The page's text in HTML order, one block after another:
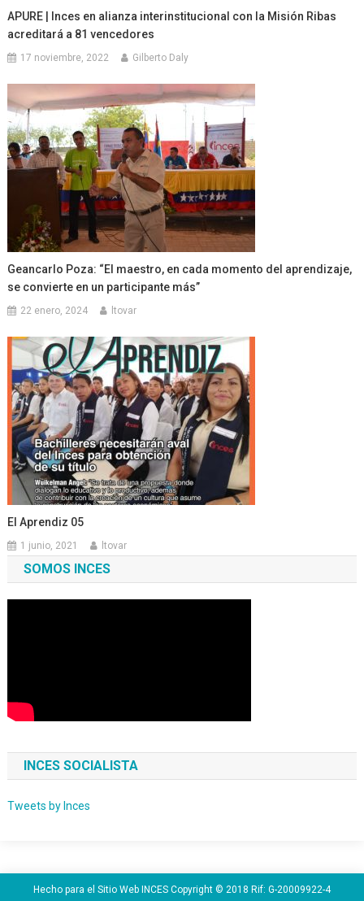
APURE | Inces en alianza interinstitucional con la Misión Ribas
acreditará a 81 vencedores
17 noviembre, 2022 Gilberto Daly
Geancarlo Poza: “El maestro, en cada momento del aprendizaje,
se convierte en un participante más”
22 enero, 2024 ltovar
El Aprendiz 05
1 junio, 2021 ltovar
SOMOS INCES
INCES SOCIALISTA
Tweets by Inces
Hecho para el Sitio Web INCES Copyright © 2018 Rif: G-20009922-4